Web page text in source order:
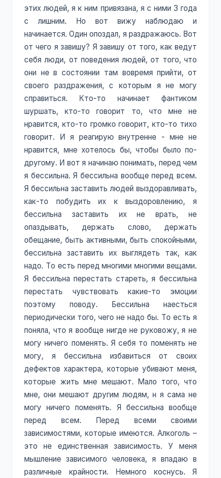
этих людей, я к ним привязана, я с ними 3 года
с лишним. Но вот вижу наблюдаю и
начинается. Один опоздал, я раздражаюсь. Вот
от чего я завишу? Я завишу от того, как ведут
себя люди, от поведения людей, от того, что
они не в состоянии там вовремя прийти, от
своего раздражения, с которым я не могу
справиться. Кто-то начинает фантиком
шуршать, кто-то говорит то, что мне не
нравится, кто-то громко говорит, кто-то тихо
говорит. И я реагирую внутренне - мне не
нравится, мне хотелось бы, чтобы было по-
другому. И вот я начинаю понимать, перед чем
я бессильна. Я бессильна вообще перед всем.
Я бессильна заставить людей выздоравливать,
как-то побудить их к выздоровлению, я
бессильна заставить их не врать, не
опаздывать, держать слово, держать
обещание, быть активными, быть спокойными,
бессильна заставить их выглядеть так, как
надо. То есть перед многими многими вещами.
Я бессильна перестать стареть, я бессильна
перестать чувствовать какие-то эмоции
поэтому поводу. Бессильна наесться
периодически того, чего не надо бы. То есть я
поняла, что я вообще нигде не руковожу, я не
могу ничего поменять. Я себя то поменять не
могу, я бессильна избавиться от своих
дефектов характера, которые убивают меня,
которые жить мне мешают. Мало того, что
мне, они мешают другим людям, н я сама не
могу ничего поменять. Я бессильна вообще
перед всем. Перед всеми своими
зависимостями, которые имеются. Алкоголь –
это не единственная зависимость. У меня
мышление зависимого человека, я впадаю в
различные крайности. Немного коснусь. Я